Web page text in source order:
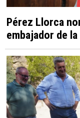
Pérez Llorca
embajador de